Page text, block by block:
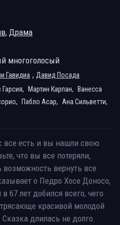
, Драма
многоголосый
Гавидиа , Давид Посада
Мартин Карпан,
Ванесса
Пабло Асар,
Ана Сильветти,
все есть и вы нашли свою
что вы все потеряли,
возможность вернуть все
о Педро Хосе Доносо,
67 лет добился всего, чего
красивой молодой
длилась не долго.